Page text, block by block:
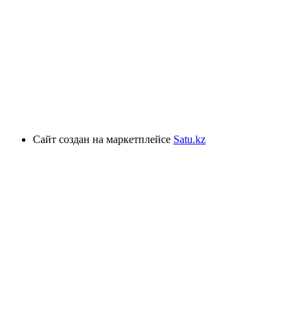
Сайт создан на маркетплейсе Satu.kz